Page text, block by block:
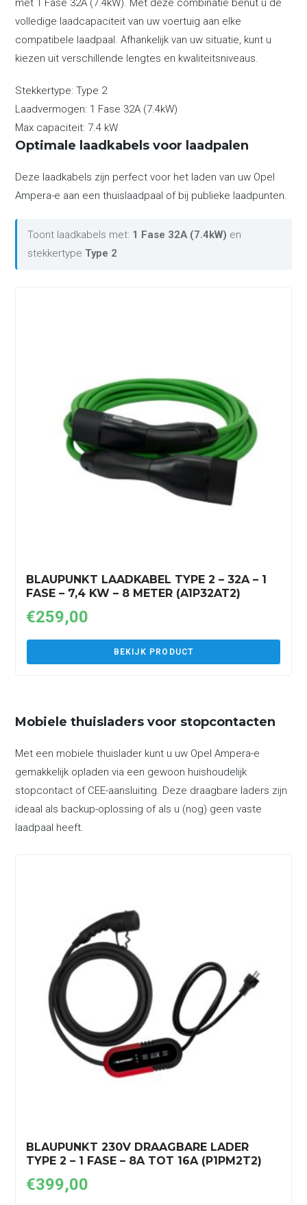
met 1 Fase 32A (7.4kW). Met deze combinatie benut u de
volledige laadcapaciteit van uw voertuig aan elke
compatibele laadpaal. Afhankelijk van uw situatie, kunt u
kiezen uit verschillende lengtes en kwaliteitsniveaus.
Stekkertype: Type 2
Laadvermogen: 1 Fase 32A (7.4kW)
Max capaciteit: 7.4 kW
Optimale laadkabels voor laadpalen
Deze laadkabels zijn perfect voor het laden van uw Opel
Ampera-e aan een thuislaadpaal of bij publieke laadpunten.
Toont laadkabels met: 1 Fase 32A (7.4kW) en
stekkertypeType 2
BLAUPUNKT LAADKABEL TYPE 2 – 32A – 1
FASE – 7,4 KW – 8 METER (A1P32AT2)
€259,00
BEKIJK PRODUCT
Mobiele thuisladers voor stopcontacten
Met een mobiele thuislader kunt u uw Opel Ampera-e
gemakkelijk opladen via een gewoon huishoudelijk
stopcontact of CEE-aansluiting. Deze draagbare laders zijn
ideaal als backup-oplossing of als u (nog) geen vaste
laadpaal heeft.
BLAUPUNKT 230V DRAAGBARE LADER
TYPE 2 – 1 FASE – 8A TOT 16A (P1PM2T2)
€399,00